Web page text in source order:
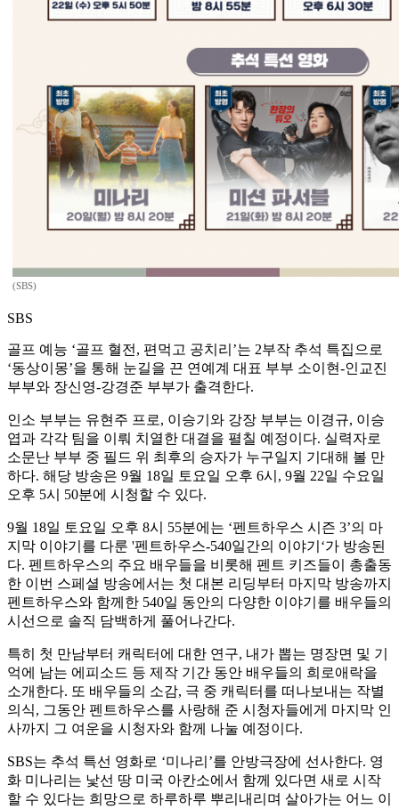
(SBS)
SBS
골프 예능 ‘골프 혈전, 편먹고 공치리’는 2부작 추석 특집으로
‘동상이몽’을 통해 눈길을 끈 연예계 대표 부부 소이현-인교진
부부와 장신영-강경준 부부가 출격한다.
인소 부부는 유현주 프로, 이승기와 강장 부부는 이경규, 이승
엽과 각각 팀을 이뤄 치열한 대결을 펼칠 예정이다. 실력자로
소문난 부부 중 필드 위 최후의 승자가 누구일지 기대해 볼 만
하다. 해당 방송은 9월 18일 토요일 오후 6시, 9월 22일 수요일
오후 5시 50분에 시청할 수 있다.
9월 18일 토요일 오후 8시 55분에는 ‘펜트하우스 시즌 3’의 마
지막 이야기를 다룬 '펜트하우스-540일간의 이야기‘가 방송된
다. 펜트하우스의 주요 배우들을 비롯해 펜트 키즈들이 총출동
한 이번 스페셜 방송에서는 첫 대본 리딩부터 마지막 방송까지
펜트하우스와 함께한 540일 동안의 다양한 이야기를 배우들의
시선으로 솔직 담백하게 풀어나간다.
특히 첫 만남부터 캐릭터에 대한 연구, 내가 뽑는 명장면 및 기
억에 남는 에피소드 등 제작 기간 동안 배우들의 희로애락을
소개한다. 또 배우들의 소감, 극 중 캐릭터를 떠나보내는 작별
의식, 그동안 펜트하우스를 사랑해 준 시청자들에게 마지막 인
사까지 그 여운을 시청자와 함께 나눌 예정이다.
SBS는 추석 특선 영화로 ‘미나리’를 안방극장에 선사한다. 영
화 미나리는 낯선 땅 미국 아칸소에서 함께 있다면 새로 시작
할 수 있다는 희망으로 하루하루 뿌리내리며 살아가는 어느 이